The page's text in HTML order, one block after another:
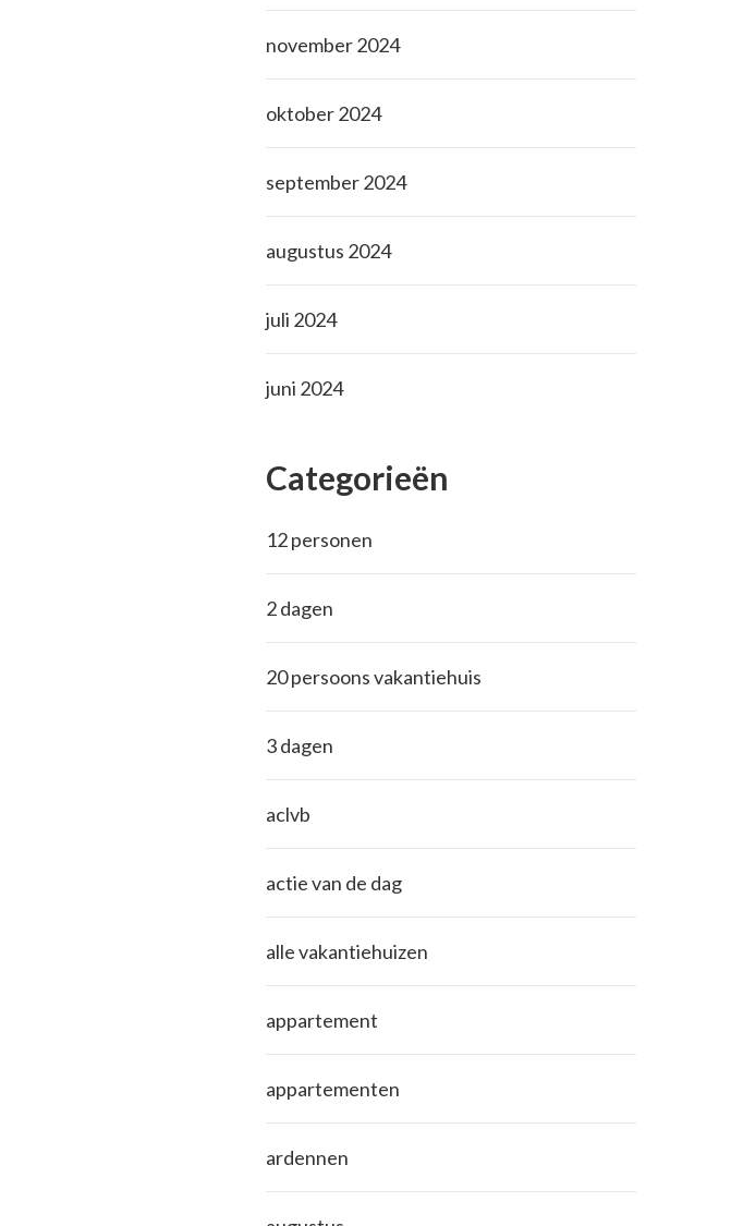
november 2024
oktober 2024
september 2024
augustus 2024
juli 2024
juni 2024
Categorieën
12 personen
2 dagen
20 persoons vakantiehuis
3 dagen
aclvb
actie van de dag
alle vakantiehuizen
appartement
appartementen
ardennen